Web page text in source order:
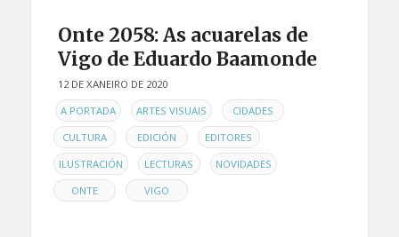
Onte 2058: As acuarelas de
Vigo de Eduardo Baamonde
12 DE XANEIRO DE 2020
ENA PORTADA , ARTES VISUAIS , CIDADES ,
CULTURA , EDICIÓN , EDITORES ,
ILUSTRACIÓN , LECTURAS , NOVIDADES ,
ONTE , VIGO